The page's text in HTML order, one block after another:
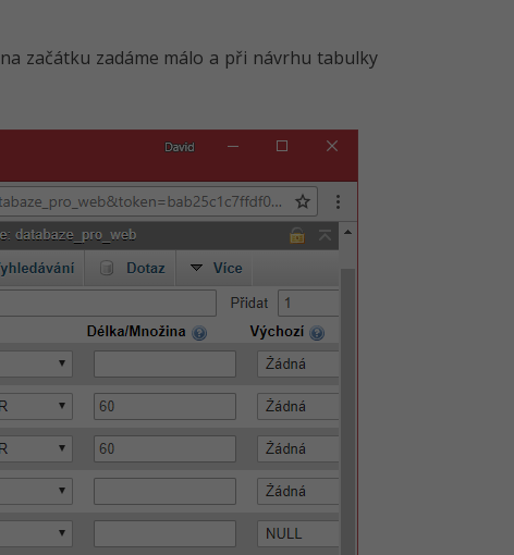
začátku zadáme málo a při návrhu tabulky